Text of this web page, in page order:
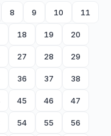
8 9 10 11
18 19 20
27 28 29
36 37 38
45 46 47
54 55 56